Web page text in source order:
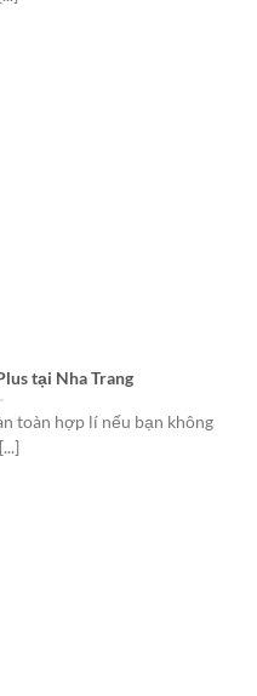
tại Nha Trang
toàn hợp lí nếu bạn không